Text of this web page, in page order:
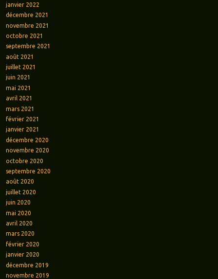
janvier 2022
décembre 2021
novembre 2021
octobre 2021
septembre 2021
août 2021
juillet 2021
juin 2021
mai 2021
avril 2021
mars 2021
février 2021
janvier 2021
décembre 2020
novembre 2020
octobre 2020
septembre 2020
août 2020
juillet 2020
juin 2020
mai 2020
avril 2020
mars 2020
février 2020
janvier 2020
décembre 2019
novembre 2019